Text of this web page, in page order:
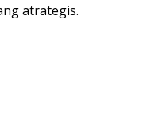
atrategis.